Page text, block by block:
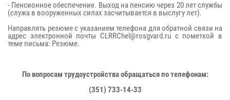
- Пенсионное обеспечение. Выход на пенсию через 20 лет службы
(служа в вооруженных силах засчитывается в выслугу лет).
Направлять резюме с указанием телефона для обратной связи на
адрес электронной почты CLRRChel@rosgvard.ru с пометкой в
теме письма: Резюме.
По вопросам трудоустройства обращаться по телефонам:
(351) 733-14-33